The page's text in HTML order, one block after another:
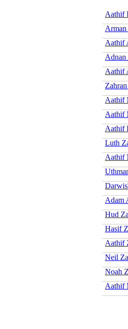
Aathif
Aathif
Aathif
Aathif
Aathif
Aathif
Luth
Aathif
Adam
Hud
Hasif
Aathif
Neil
Noah
Aathif